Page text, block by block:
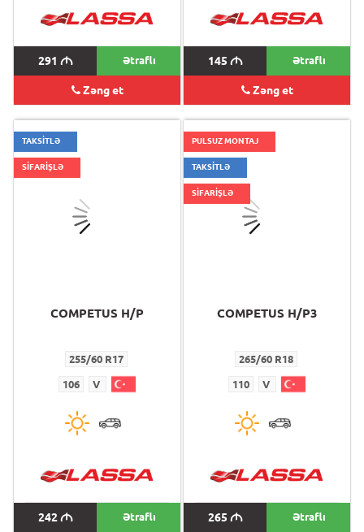
291 M Ətraflı
Zəng et
145 M Ətraflı
Zəng et
TAKSİTLƏ
SİFARİŞLƏ
COMPETUS H/P
255/60 R17
106 V
242M Ətraflı
PULSUZ MONTAJ
TAKSİTLƏ
SİFARİŞLƏ
COMPETUS H/P3
265/60 R18
110 V
265 M Ətraflı